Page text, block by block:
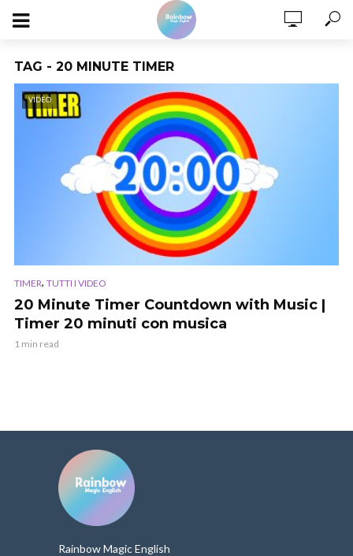
TAG - 20 MINUTE TIMER
VIDEO
TIMER, TUTTI I VIDEO
20 Minute Timer Countdown with Music |
Timer 20 minuti con musica
1 min read
Rainbow Magic English